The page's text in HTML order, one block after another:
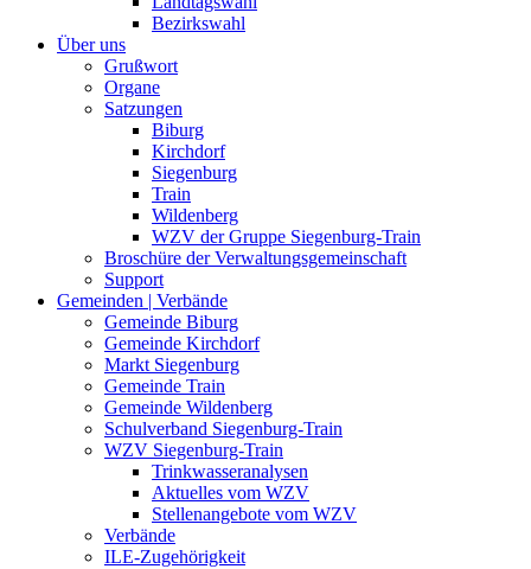
Bezirkswahl
Über uns
Grußwort
Organe
Satzungen
Biburg
Kirchdorf
Siegenburg
Train
Wildenberg
WZV der Gruppe Siegenburg-Train
Broschüre der Verwaltungsgemeinschaft
Support
Gemeinden | Verbände
Gemeinde Biburg
Gemeinde Kirchdorf
Markt Siegenburg
Gemeinde Train
Gemeinde Wildenberg
Schulverband Siegenburg-Train
WZV Siegenburg-Train
Trinkwasseranalysen
Aktuelles vom WZV
Stellenangebote vom WZV
Verbände
ILE-Zugehörigkeit